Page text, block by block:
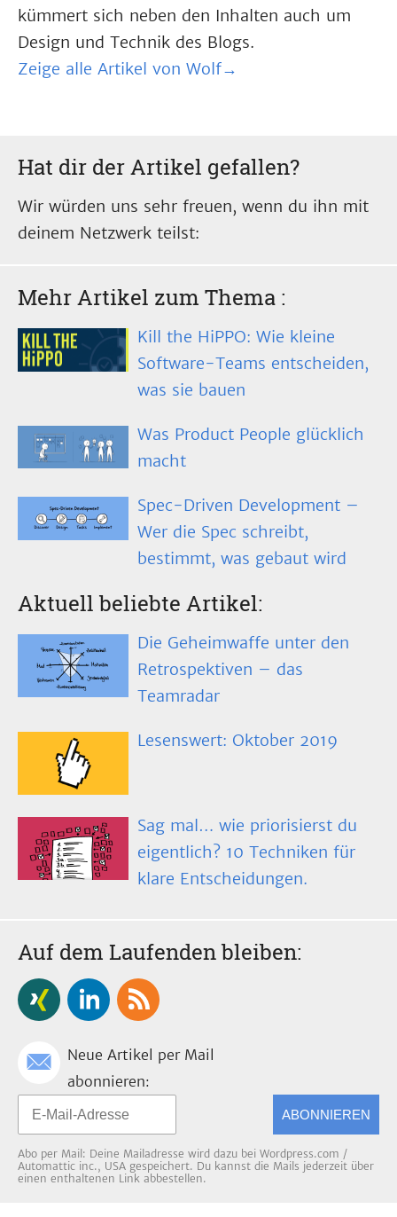
kümmert sich neben den Inhalten auch um
Design und Technik des Blogs.
Zeige alle Artikel von Wolf→
Hat dir der Artikel gefallen?
Wir würden uns sehr freuen, wenn du ihn mit
deinem Netzwerk teilst:
Mehr Artikel zum Thema :
Kill the HiPPO: Wie kleine
Software-Teams entscheiden,
was sie bauen
Was Product People glücklich
macht
Spec-Driven Development –
Wer die Spec schreibt,
bestimmt, was gebaut wird
Aktuell beliebte Artikel:
Die Geheimwaffe unter den
Retrospektiven – das
Teamradar
Lesenswert: Oktober 2019
Sag mal… wie priorisierst du
eigentlich? 10 Techniken für
klare Entscheidungen.
Auf dem Laufenden bleiben:
Neue Artikel per Mail
abonnieren:
ABONNIEREN
Abo per Mail: Deine Mailadresse wird dazu bei Wordpress.com /
Automattic inc., USA gespeichert. Du kannst die Mails jederzeit über
einen enthaltenen Link abbestellen.